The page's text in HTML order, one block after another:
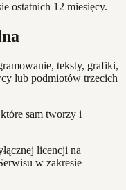
ostatnich 12 miesięcy.
teksty, grafiki,
lub podmiotów trzecich
sam tworzy i
licencji na
w zakresie